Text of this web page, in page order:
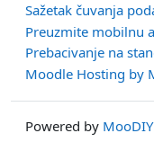
Sažetak čuvanja
Preuzmite mobilnu
Prebacivanje na
Moodle Hosting by
Powered by MooDIY